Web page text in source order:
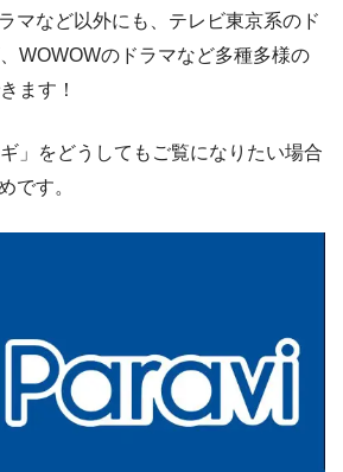
マなど以外にも、テレビ東京系のド
WOWOWのドラマなど多種多様の
ます！
」をどうしてもご覧になりたい場合
です。